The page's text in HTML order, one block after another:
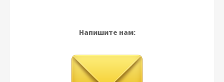
Напишите нам: